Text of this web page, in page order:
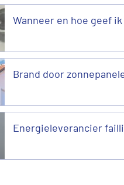
Wanneer en hoe geef
Brand door
Energieleverancier